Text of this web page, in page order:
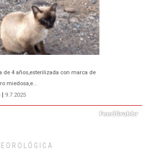
de 4 años,esterilizada con marca de
miedosa,e...
| 9.7.2025